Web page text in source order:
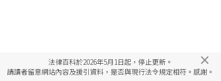
法律百科於2026年5月1日起，停止更新。
請讀者留意網站內容及援引資料，是否與現行法令規定相符。感謝。
×